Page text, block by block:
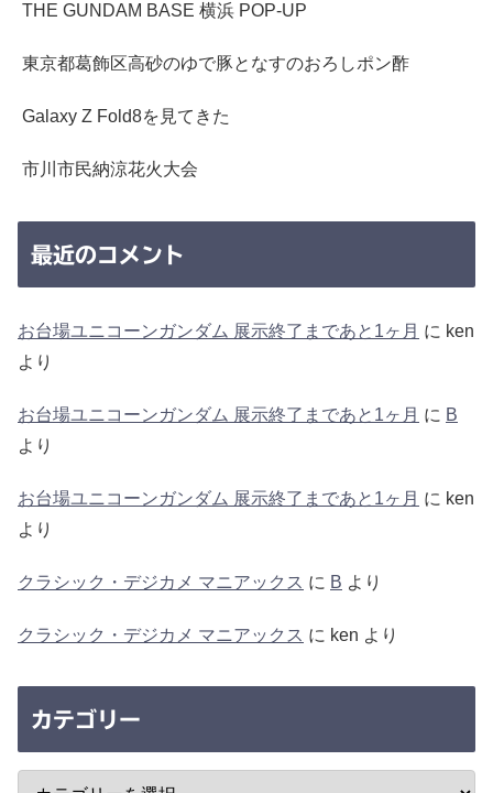
THE GUNDAM BASE 横浜 POP-UP
東京都葛飾区高砂のゆで豚となすのおろしポン酢
Galaxy Z Fold8を見てきた
市川市民納涼花火大会
最近のコメント
お台場ユニコーンガンダム 展示終了まであと1ヶ月 に ken
より
お台場ユニコーンガンダム 展示終了まであと1ヶ月 に B
より
お台場ユニコーンガンダム 展示終了まであと1ヶ月 に ken
より
クラシック・デジカメ マニアックス に B より
クラシック・デジカメ マニアックス に ken より
カテゴリー